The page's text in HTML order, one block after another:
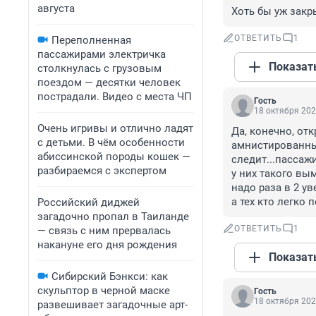
августа
Переполненная
пассажирами электричка
столкнулась с грузовым
поездом — десятки человек
пострадали. Видео с места ЧП
Очень игривы и отлично ладят
с детьми. В чём особенности
абиссинской породы кошек —
разбираемся с экспертом
Российский диджей
загадочно пропал в Таиланде
— связь с ним прервалась
накануне его дня рождения
Сибирский Бэнкси: как
скульптор в черной маске
развешивает загадочные арт-
Хоть бы уж
ОТВЕТИТЬ 1
Гость
18 октября
Да, конечно,
у них такого
надо раза в 2
а тех кто легко
ОТВЕТИТЬ 1
Гость
18 октября